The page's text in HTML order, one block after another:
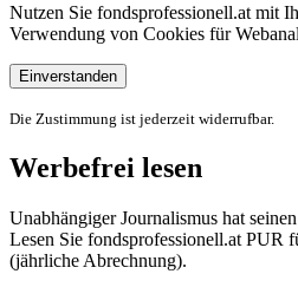
Nutzen Sie fondsprofessionell.at mit
Verwendung von Cookies für
Einverstanden
Die Zustimmung ist jederzeit widerrufbar.
Werbefrei lesen
Unabhängiger Journalismus hat
Lesen Sie fondsprofessionell.at PUR
(jährliche Abrechnung).